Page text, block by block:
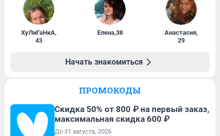
ХуЛиГаНкА,
43
Елена,38 Анастасия,
29
Начать знакомиться
ПРОМОКОДЫ
Скидка 50% от 800 ₽ на первый заказ,
максимальная скидка 600 ₽
До 31 августа, 2026